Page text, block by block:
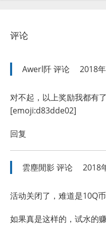
评论
Awerl阡评论 2018
对不起，以上奖励我都有
[emoji:d83dde02]
回复
雲塵閒影评论 2018
活动关闭了，难道是10Q
如果真是这样的，试水的